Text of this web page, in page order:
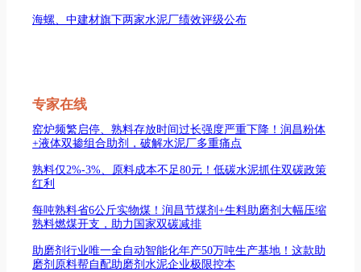
海螺、中建材旗下两家水泥厂绩效评级公布
专家在线
窑炉频繁启停、熟料存放时间过长强度严重下降！润昌粉体
+液体双掺组合助剂，破解水泥厂多重痛点
熟料仅2%-3%、原料成本不足80元！低碳水泥抓住双碳政策
红利
每吨熟料省6公斤实物煤！润昌节煤剂+生料助磨剂大幅压缩
熟料燃煤开支，助力国家双碳减排
助磨剂行业唯一全自动智能化年产50万吨生产基地！这款助
磨剂原料帮自配助磨剂水泥企业极限控本